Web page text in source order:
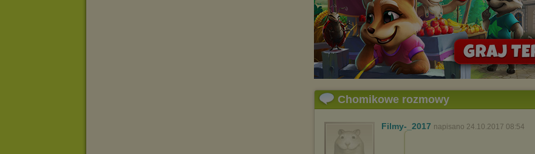
Pełną informację na ten temat znajdziesz pod adresem
http://chomikuj.pl/PolitykaPrywatnosci.aspx.
Chomikowe rozmowy
Filmy-_2017 napisano 24.10.2017 08:54